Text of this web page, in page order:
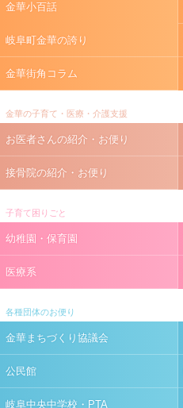
金華小百話
岐阜町金華の誇り
金華街角コラム
金華の子育て・医療・介護支援
お医者さんの紹介・お便り
接骨院の紹介・お便り
子育て困りごと
幼稚園・保育園
医療系
各種団体のお便り
金華まちづくり協議会
公民館
岐阜中央中学校・PTA